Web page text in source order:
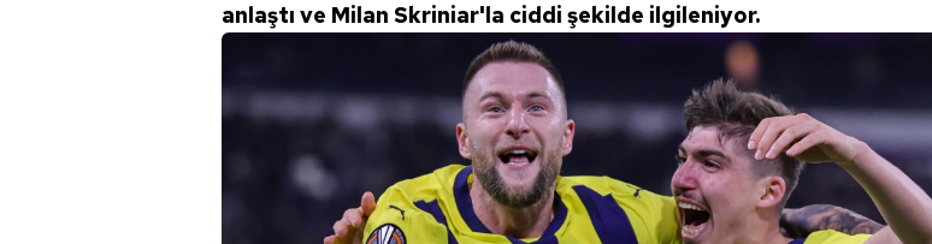
anlaştı ve Milan Skriniar'la ciddi şekilde ilgileniyor.